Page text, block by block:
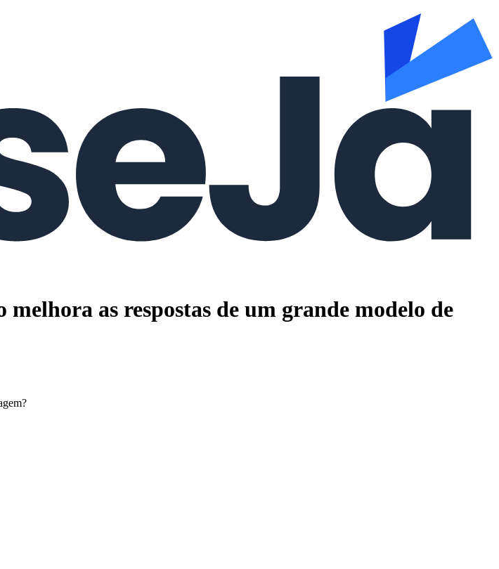
as respostas de um grande modelo de